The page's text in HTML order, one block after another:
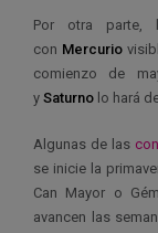
Por otra parte,
con Mercurio
comienzo de
y Saturno lo hará
Algunas de las
se inicie la
Can Mayor o
avancen las